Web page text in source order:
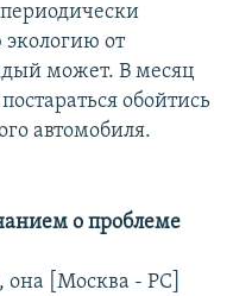
от
может. В месяц
обойтись
автомобиля.
о проблеме
она [Москва - РС]